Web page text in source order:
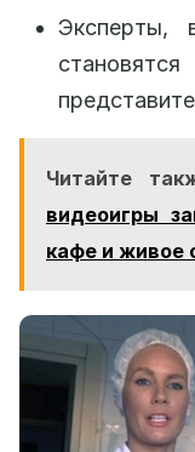
Эксперты,
Читайте
видеоигры
кафе и живое